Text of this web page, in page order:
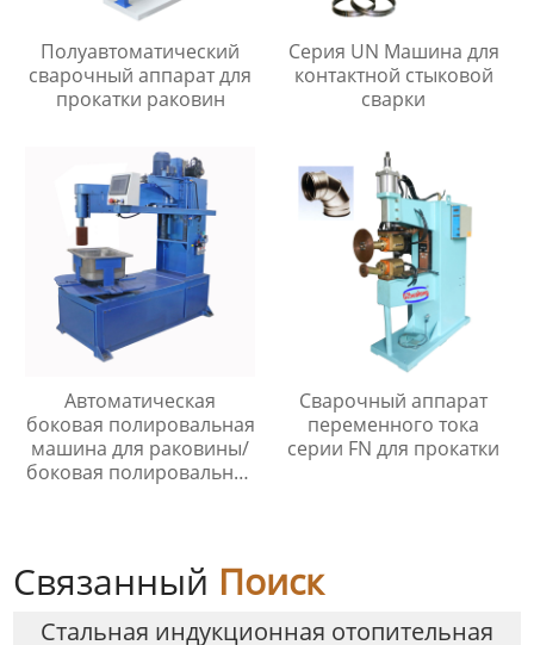
Полуавтоматический
сварочный аппарат для
прокатки раковин
Серия UN Машина для
контактной стыковой
сварки
Автоматическая
боковая полировальная
машина для раковины/
боковая полировальная
Сварочный аппарат
переменного тока
серии FN для прокатки
Связанный Поиск
Стальная индукционная отопительная